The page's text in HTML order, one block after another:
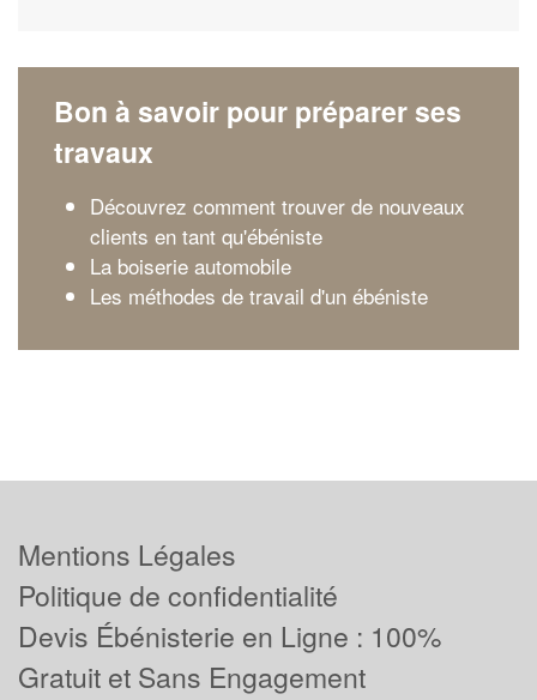
Bon à savoir pour préparer ses
travaux
Découvrez comment trouver de nouveaux
clients en tant qu'ébéniste
La boiserie automobile
Les méthodes de travail d'un ébéniste
Mentions Légales
Politique de confidentialité
Devis Ébénisterie en Ligne : 100%
Gratuit et Sans Engagement